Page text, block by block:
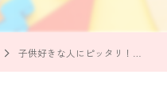
子供好きな人にピッタリ！アルバイトでのキャリアをスタートする方法